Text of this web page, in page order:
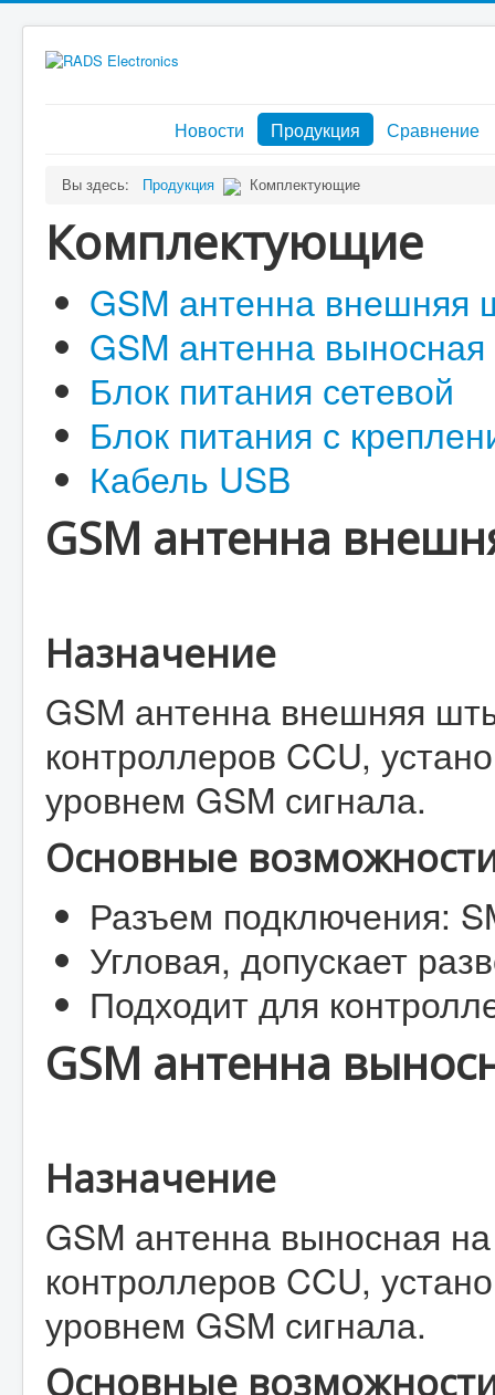
Новости Продукция Сравнение
Вы здесь: Продукция Комплектующие
Комплектующие
GSM антенна внешняя
GSM антенна
Блок питания сетевой
Блок питания с
Кабель USB
GSM антенна
Назначение
GSM антенна внешняя
контроллеров CCU,
уровнем GSM сигнала.
Основные
Разъем подключения:
Угловая, допускает
Подходит для
GSM антенна
Назначение
GSM антенна выносная
контроллеров CCU,
уровнем GSM сигнала.
Основные